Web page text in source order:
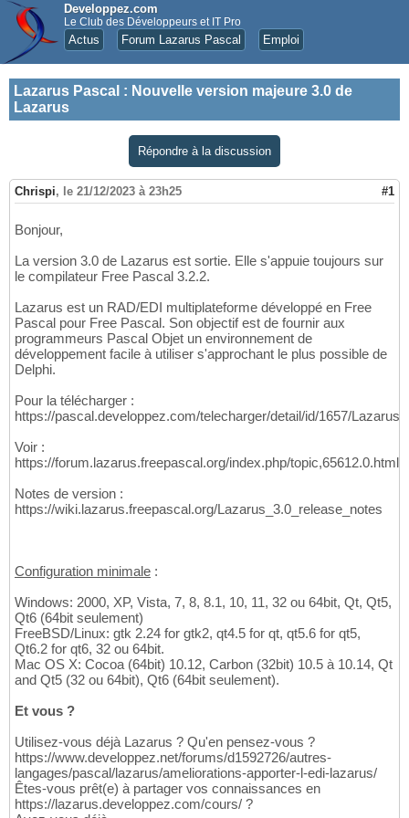
Developpez.com
Le Club des Développeurs et IT Pro
Actus Forum Lazarus Pascal Emploi
Lazarus Pascal : Nouvelle version majeure 3.0 de
Lazarus
Répondre à la discussion
Chrispi, le 21/12/2023 à 23h25 #1
Bonjour,
La version 3.0 de Lazarus est sortie. Elle s'appuie toujours sur
le compilateur Free Pascal 3.2.2.
Lazarus est un RAD/EDI multiplateforme développé en Free
Pascal pour Free Pascal. Son objectif est de fournir aux
programmeurs Pascal Objet un environnement de
développement facile à utiliser s'approchant le plus possible de
Delphi.
Pour la télécharger :
https://pascal.developpez.com/telecharger/detail/id/1657/Lazarus
Voir :
https://forum.lazarus.freepascal.org/index.php/topic,65612.0.html
Notes de version :
https://wiki.lazarus.freepascal.org/Lazarus_3.0_release_notes
Configuration minimale :
Windows: 2000, XP, Vista, 7, 8, 8.1, 10, 11, 32 ou 64bit, Qt, Qt5,
Qt6 (64bit seulement)
FreeBSD/Linux: gtk 2.24 for gtk2, qt4.5 for qt, qt5.6 for qt5,
Qt6.2 for qt6, 32 ou 64bit.
Mac OS X: Cocoa (64bit) 10.12, Carbon (32bit) 10.5 à 10.14, Qt
and Qt5 (32 ou 64bit), Qt6 (64bit seulement).
Et vous ?
Utilisez-vous déjà Lazarus ? Qu'en pensez-vous ?
https://www.developpez.net/forums/d1592726/autres-
langages/pascal/lazarus/ameliorations-apporter-l-edi-lazarus/
Êtes-vous prêt(e) à partager vos connaissances en
https://lazarus.developpez.com/cours/ ?